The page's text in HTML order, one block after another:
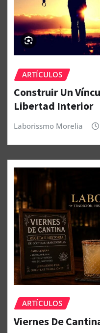
ARTÍCULOS
Construir Un
Libertad Interior
Laborissmo Morelia
ARTÍCULOS
Viernes De